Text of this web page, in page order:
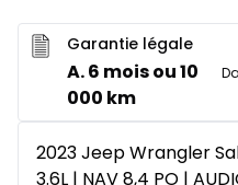
Garantie légale
A. 6 mois ou 10
000 km
2023 Jeep Wrangler
3.6L | NAV 8,4 PO |